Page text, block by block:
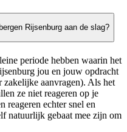
Rijsenburg aan de slag?
periode hebben waarin het
jou en jouw opdracht
zakelijke aanvragen). Als het
ze niet reageren op je
reageren echter snel en
natuurlijk gebaat mee zijn om